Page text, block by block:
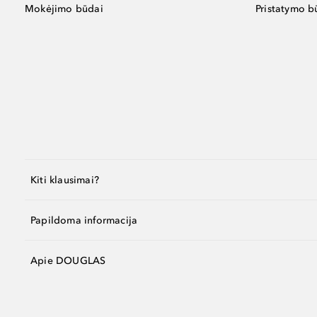
Mokėjimo būdai Pristatymo
Kiti klausimai?
Papildoma informacija
Apie DOUGLAS